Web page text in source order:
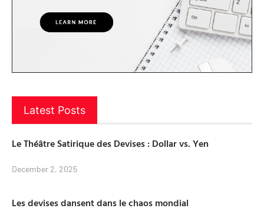
Latest Posts
Le Théâtre Satirique des Devises : Dollar vs. Yen
December 2, 2025
Les devises dansent dans le chaos mondial